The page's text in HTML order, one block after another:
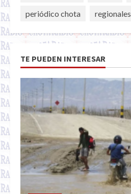
periódico chota
regionales
TE PUEDEN INTERESAR